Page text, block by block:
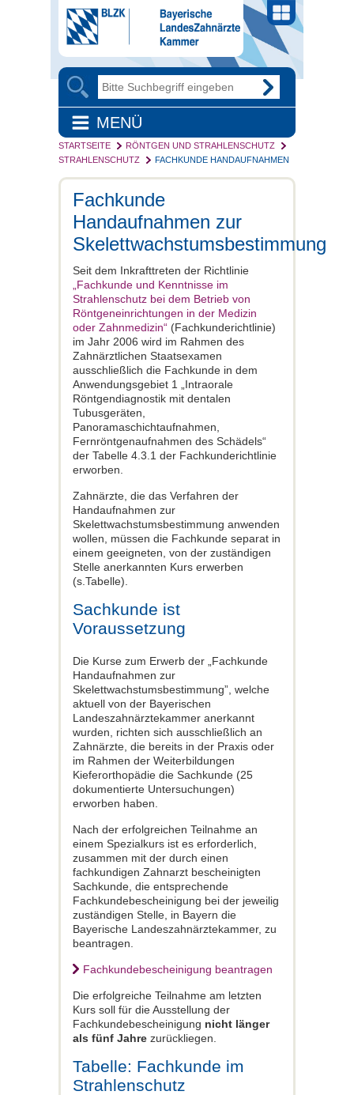
MENÜ
STARTSEITE
RÖNTGEN UND STRAHLENSCHUTZ
STRAHLENSCHUTZ
FACHKUNDE HANDAUFNAHMEN
Fachkunde
Handaufnahmen zur
Skelettwachstumsbestimmung
Seit dem Inkrafttreten der Richtlinie
„Fachkunde und Kenntnisse im
Strahlenschutz bei dem Betrieb von
Röntgeneinrichtungen in der Medizin
oder Zahnmedizin“ (Fachkunderichtlinie)
im Jahr 2006 wird im Rahmen des
Zahnärztlichen Staatsexamen
ausschließlich die Fachkunde in dem
Anwendungsgebiet 1 „Intraorale
Röntgendiagnostik mit dentalen
Tubusgeräten,
Panoramaschichtaufnahmen,
Fernröntgenaufnahmen des Schädels“
der Tabelle 4.3.1 der Fachkunderichtlinie
erworben.
Zahnärzte, die das Verfahren der
Handaufnahmen zur
Skelettwachstumsbestimmung anwenden
wollen, müssen die Fachkunde separat in
einem geeigneten, von der zuständigen
Stelle anerkannten Kurs erwerben
(s.Tabelle).
Sachkunde ist
Voraussetzung
Die Kurse zum Erwerb der „Fachkunde
Handaufnahmen zur
Skelettwachstumsbestimmung”, welche
aktuell von der Bayerischen
Landeszahnärztekammer anerkannt
wurden, richten sich ausschließlich an
Zahnärzte, die bereits in der Praxis oder
im Rahmen der Weiterbildungen
Kieferorthopädie die Sachkunde (25
dokumentierte Untersuchungen)
erworben haben.
Nach der erfolgreichen Teilnahme an
einem Spezialkurs ist es erforderlich,
zusammen mit der durch einen
fachkundigen Zahnarzt bescheinigten
Sachkunde, die entsprechende
Fachkundebescheinigung bei der jeweilig
zuständigen Stelle, in Bayern die
Bayerische Landeszahnärztekammer, zu
beantragen.
Fachkundebescheinigung beantragen
Die erfolgreiche Teilnahme am letzten
Kurs soll für die Ausstellung der
Fachkundebescheinigung nicht länger
als fünf Jahre zurückliegen.
Tabelle: Fachkunde im
Strahlenschutz